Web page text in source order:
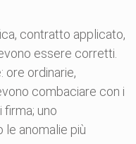
contratto applicato,
essere corretti.
ore ordinarie,
combaciare con i
uno
anomalie più